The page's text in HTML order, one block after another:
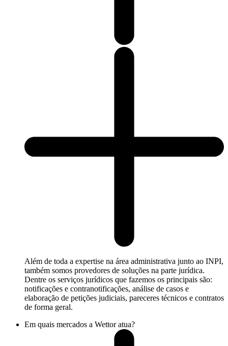
Além de toda a expertise na área administrativa junto ao INPI,
também somos provedores de soluções na parte jurídica.
Dentre os serviços jurídicos que fazemos os principais são:
notificações e contranotificações, análise de casos e
elaboração de petições judiciais, pareceres técnicos e contratos
de forma geral.
Em quais mercados a Wettor atua?